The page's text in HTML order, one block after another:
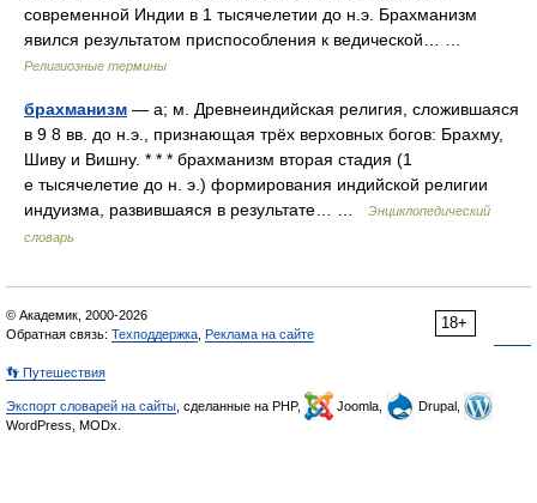
современной Индии в 1 тысячелетии до н.э. Брахманизм
явился результатом приспособления к ведической… …
Религиозные термины
брахманизм — а; м. Древнеиндийская религия, сложившаяся
в 9 8 вв. до н.э., признающая трёх верховных богов: Брахму,
Шиву и Вишну. * * * брахманизм вторая стадия (1
е тысячелетие до н. э.) формирования индийской религии
индуизма, развившаяся в результате… …
Энциклопедический
словарь
18+
© Академик, 2000-2026
Обратная связь: Техподдержка Реклама на сайте
👣 Путешествия
Экспорт словарей на сайты , сделанные на PHP, Joomla,
Drupal,
WordPress, MODx.